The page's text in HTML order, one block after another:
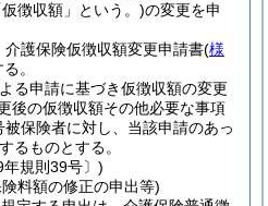
徴収額」という。)の変更を申
介護保険仮徴収額変更申請書(様
。
る申請に基づき仮徴収額の変更
後の仮徴収額その他必要な事項
保険者に対し、当該申請のあっ
るものとする。
規則39号〕)
料額の修正の申出等)